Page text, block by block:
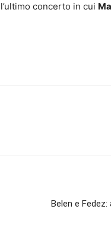
concerto in cui
Belen e